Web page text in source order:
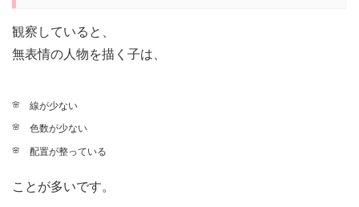
観察していると、
無表情の人物を描く子は、
線が少ない
色数が少ない
配置が整っている
ことが多いです。